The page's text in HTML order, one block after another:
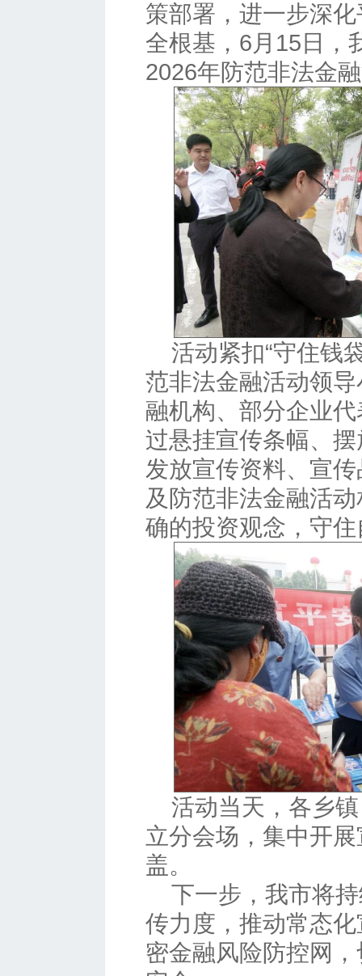
策部署，进一步深
全根基，6月15日，
2026年防范非法金
活动紧扣“守住钱
范非法金融活动领
融机构、部分企业
过悬挂宣传条幅、
发放宣传资料、宣
及防范非法金融活
确的投资观念，守住
活动当天，各乡
立分会场，集中开
盖。
下一步，我市将
传力度，推动常态
密金融风险防控网